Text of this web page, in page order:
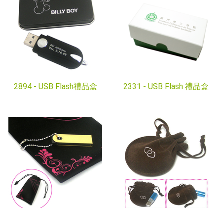
2894 - USB Flash禮品盒 2331 - USB Flash 禮品盒